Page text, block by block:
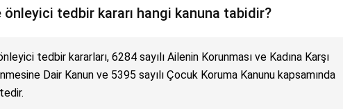
önleyici tedbir kararı hangi kanuna tabidir?
tedbir kararları, 6284 sayılı Ailenin Korunması ve Kadına Karşı
Dair Kanun ve 5395 sayılı Çocuk Koruma Kanunu kapsamında